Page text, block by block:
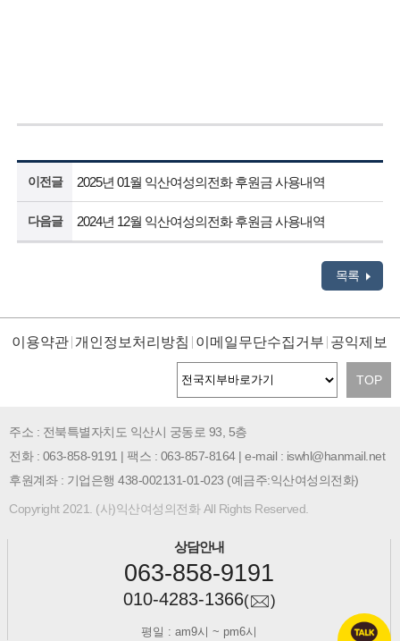
이전글 2025년 01월 익산여성의전화 후원금 사용내역
다음글 2024년 12월 익산여성의전화 후원금 사용내역
목록
이용약관 개인정보처리방침 이메일무단수집거부 공익제보
TOP
주소 : 전북특별자치도 익산시 궁동로 93, 5층
전화 : 063-858-9191 | 팩스 : 063-857-8164 | e-mail : iswhl@hanmail.net
후원계좌 : 기업은행 438-002131-01-023 (예금주:익산여성의전화)
Copyright 2021. (사)익산여성의전화 All Rights Reserved.
상담안내
063-858-9191
010-4283-1366( )
평일 : am9시 ~ pm6시